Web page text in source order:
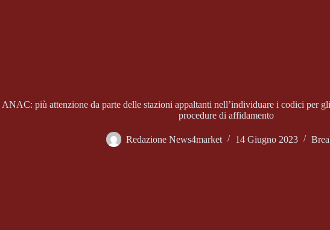
ANAC: più attenzione da parte delle stazioni appaltanti nell’individuare i codici per
procedure di affidamento
Redazione News4market 14 Giugno 2023